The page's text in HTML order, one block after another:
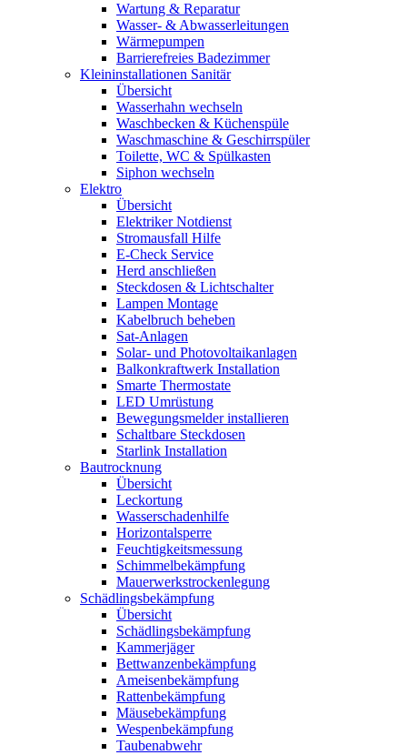
Wartung & Reparatur
Wasser- & Abwasserleitungen
Wärmepumpen
Barrierefreies Badezimmer
Kleininstallationen Sanitär
Übersicht
Wasserhahn wechseln
Waschbecken & Küchenspüle
Waschmaschine & Geschirrspüler
Toilette, WC & Spülkasten
Siphon wechseln
Elektro
Übersicht
Elektriker Notdienst
Stromausfall Hilfe
E-Check Service
Herd anschließen
Steckdosen & Lichtschalter
Lampen Montage
Kabelbruch beheben
Sat-Anlagen
Solar- und Photovoltaikanlagen
Balkonkraftwerk Installation
Smarte Thermostate
LED Umrüstung
Bewegungsmelder installieren
Schaltbare Steckdosen
Starlink Installation
Bautrocknung
Übersicht
Leckortung
Wasserschadenhilfe
Horizontalsperre
Feuchtigkeitsmessung
Schimmelbekämpfung
Mauerwerkstrockenlegung
Schädlingsbekämpfung
Übersicht
Schädlingsbekämpfung
Kammerjäger
Bettwanzenbekämpfung
Ameisenbekämpfung
Rattenbekämpfung
Mäusebekämpfung
Wespenbekämpfung
Taubenabwehr